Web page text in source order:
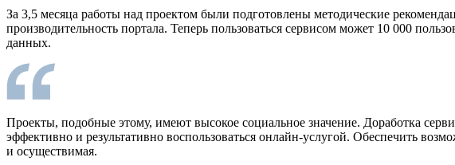
За 3,5 месяца работы над проектом были подготовлены методические
производительность портала. Теперь пользоваться сервисом может 10 000
данных.
Проекты, подобные этому, имеют высокое социальное значение. Доработка
эффективно и результативно воспользоваться онлайн-услугой. Обеспечить
и осуществимая.